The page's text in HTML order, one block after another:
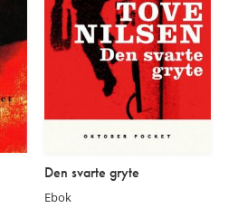
Den svarte gryte
Ebok